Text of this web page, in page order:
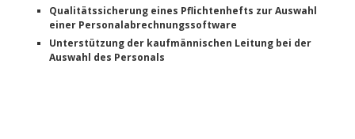
Qualitätssicherung eines Pflichtenhefts zur Auswahl
einer Personalabrechnungssoftware
Unterstützung der kaufmännischen Leitung bei der
Auswahl des Personals